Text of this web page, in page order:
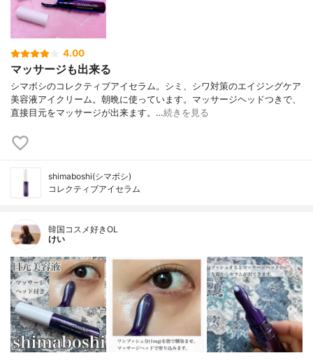
4.00
マッサージも出来る
シマボシのコレクティブアイセラム。シミ、シワ対策のエイジングケア
美容液アイクリーム。朝晩に使っています。マッサージヘッドつきで、
直接目元をマッサージが出来ます。…続きを見る
shimaboshi(シマボシ)
コレクティブアイセラム
韓国コスメ好きOL
けい